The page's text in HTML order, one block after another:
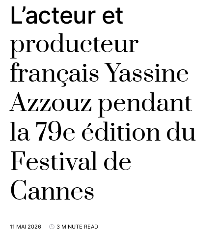
L’acteur et
producteur
français Yassine
Azzouz pendant
la 79e édition du
Festival de
Cannes
11 MAI 2026 3 MINUTE READ